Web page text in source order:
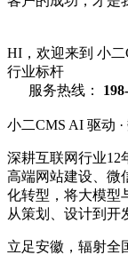
HI，欢迎来到 小二
行业标杆
服务热线：
小二CMS AI 驱动
深耕互联网行业12
高端网站建设、微
化转型，将大模型
从策划、设计到开
立足安徽，辐射全